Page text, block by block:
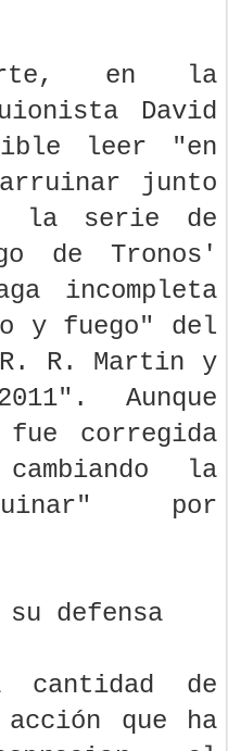
en la
David
leer "en
arruinar junto
la serie de
de Tronos'
incompleta
y fuego" del
R. Martin y
Aunque
corregida
la
por
defensa
de
que ha